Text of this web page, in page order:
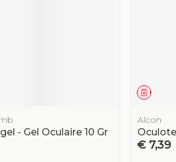
- Gel Oculaire 10 Gr
Alcon
€ 7,39